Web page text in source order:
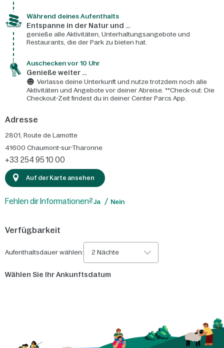
Während deines Aufenthalts
Entspanne in der Natur und ...
genieße alle Aktivitäten, Unterhaltungsangebote und
Restaurants, die der Park zu bieten hat.
Auschecken vor 10 Uhr
Genieße weiter ...
Verlasse deine Unterkunft und nutze trotzdem noch alle
Aktivitäten und Angebote vor deiner Abreise. **Check-out: Die
Checkout-Zeit findest du in deiner Center Parcs App.
Adresse
2801, Route de Lamotte
41600 Chaumont-sur-Tharonne
+33 254 95 10 00
Auf der Karte ansehen
Fehlen dir Informationen?Ja Nein
Verfügbarkeit
Aufenthaltsdauer wählen: 2 Nächte
Wählen Sie Ihr Ankunftsdatum